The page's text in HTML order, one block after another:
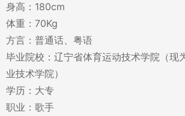
身高：180cm
体重：70Kg
方言：普通话、粤语
毕业院校：辽宁省体育运动技术学院（现
业技术学院）
学历：大专
职业：歌手